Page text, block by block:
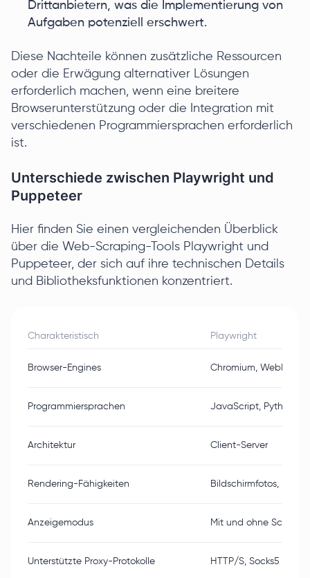
Drittanbietern, was die Implementierung von
Aufgaben potenziell erschwert.
Diese Nachteile können zusätzliche Ressourcen
oder die Erwägung alternativer Lösungen
erforderlich machen, wenn eine breitere
Browserunterstützung oder die Integration mit
verschiedenen Programmiersprachen erforderlich
ist.
Unterschiede zwischen Playwright und
Puppeteer
Hier finden Sie einen vergleichenden Überblick
über die Web-Scraping-Tools Playwright und
Puppeteer, der sich auf ihre technischen Details
und Bibliotheksfunktionen konzentriert.
Charakteristisch Playwright
Browser-Engines Chromium, WebKit,
Programmiersprachen JavaScript, Python,
Architektur Client-Server
Rendering-Fähigkeiten Bildschirmfotos, PDF,
Anzeigemodus Mit und ohne
Unterstützte Proxy-Protokolle HTTP/S, Socks5